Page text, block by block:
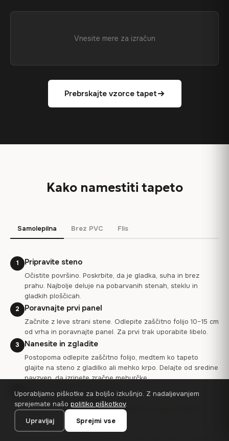
Vnesite mere za izračun
Prebrskajte vzorce tapet
Kako namestiti tapeto
Samolepilna Brez PVC Flis
1 Pripravite steno
Očistite površino. Poskrbite, da je gladka, suha in brez
prahu. Najbolje deluje na pobarvanih stenah, steklu in
gladkih ploščicah.
2 Poravnajte prvi panel
Začnite z leve strani stene. Odlepite zaščitno folijo 10–15 cm
od vrha in poravnajte panel. Za prvi trak uporabite libelo.
3 Nanesite in zgladite
Postopoma odlepite zaščitno folijo, medtem ko tapeto
glajite na steno z gladilko ali mehko krpo. Delajte od sredine
navzven, da izrinete zračne mehurčke.
4 Prekrivanje in obrezovanje
Vsak panel se prekriva s prejšnjim za 0.5–2 cm. Odvečno
obrežite z ostrim rezilom vzdolž robov, stropa in obrob.
Uporabljamo piškotke za boljšo izkušnjo. Z nadaljevanjem
sprejemate našo politiko piškotkov.
Upravljaj
Sprejmi vse